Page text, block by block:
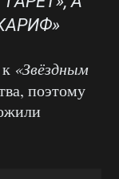
«Звёздным
поэтому